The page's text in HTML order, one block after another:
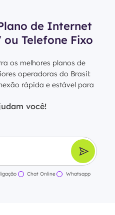
de Internet
ou Telefone Fixo
os melhores planos de
operadoras do Brasil:
rápida e estável para
você!
Chat Online Whatsapp